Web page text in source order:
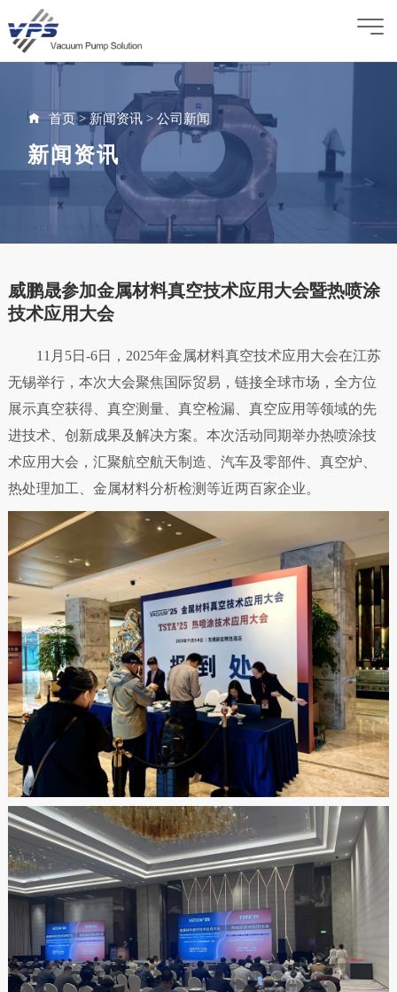
首页> 新闻资讯 >公司新闻
新闻资讯
威鹏晟参加金属材料真空技术应用大会暨热喷涂
技术应用大会
11月5日-6日，2025年金属材料真空技术应用大会在江苏
无锡举行，本次大会聚焦国际贸易，链接全球市场，全方位
展示真空获得、真空测量、真空检漏、真空应用等领域的先
进技术、创新成果及解决方案。本次活动同期举办热喷涂技
术应用大会，汇聚航空航天制造、汽车及零部件、真空炉、
热处理加工、金属材料分析检测等近两百家企业。